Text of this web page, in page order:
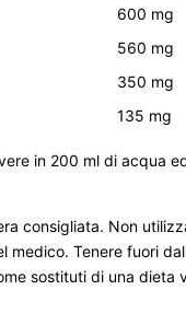
600 mg
560 mg
350 mg
135 mg
in 200 ml di acqua
consigliata. Non
medico. Tenere fuori
sostituti di una